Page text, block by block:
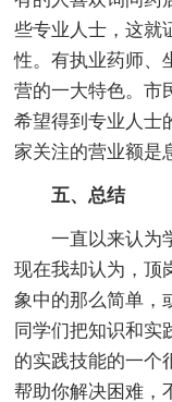
些专业人士，这就
性。有执业药师、
营的一大特色。市
希望得到专业人士
家关注的营业额是
五、总结
一直以来认为学
现在我却认为，顶
象中的那么简单，
同学们把知识和实
的实践技能的一个
帮助你解决困难，